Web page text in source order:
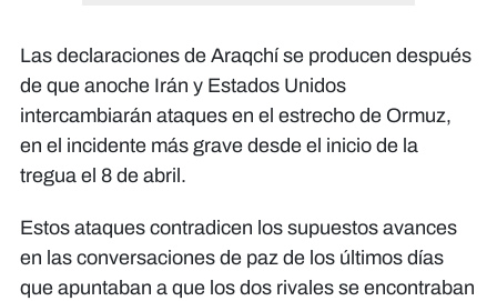
Las declaraciones de Araqchí se producen después
de que anoche Irán y Estados Unidos
intercambiarán ataques en el estrecho de Ormuz,
en el incidente más grave desde el inicio de la
tregua el 8 de abril.
Estos ataques contradicen los supuestos avances
en las conversaciones de paz de los últimos días
que apuntaban a que los dos rivales se encontraban